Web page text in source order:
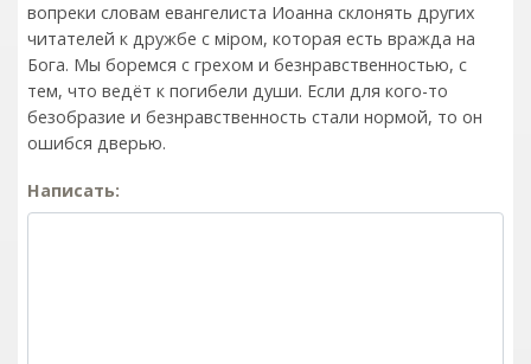
вопреки словам евангелиста Иоанна склонять других
читателей к дружбе с мiром, которая есть вражда на
Бога. Мы боремся с грехом и без­нрав­ствен­ностью, с
тем, что ведёт к погибели души. Если для кого-то
безобразие и безнравственность стали нормой, то он
ошибся дверью.
Написать: